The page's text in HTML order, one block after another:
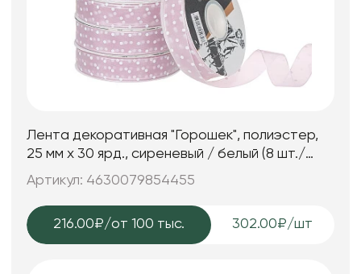
Лента декоративная "Горошек", полиэстер,
25 мм х 30 ярд., сиреневый / белый (8 шт./
упак.)
Артикул: 4630079854455
216.00₽/от 100 тыс. 302.00₽/шт